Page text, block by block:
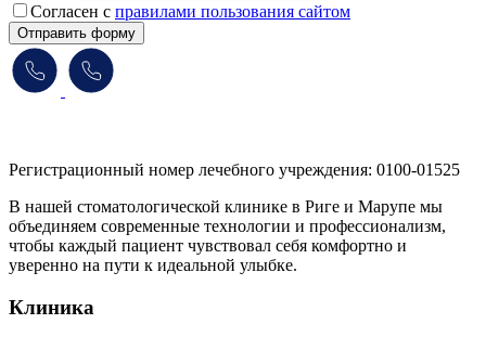
Согласен с правилами пользования сайтом
Отправить форму
Регистрационный номер лечебного учреждения: 0100-01525
В нашей стоматологической клинике в Риге и Марупе мы
объединяем современные технологии и профессионализм,
чтобы каждый пациент чувствовал себя комфортно и
уверенно на пути к идеальной улыбке.
Клиника